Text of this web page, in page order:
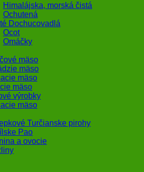
Himalájska, morská čistá
Ochutená
Dochucovadlá
Ocot
Omáčky
mäso
mäso
mäso
mäso
výrobky
mäso
Turčianske pirohy
Pao
a ovocie